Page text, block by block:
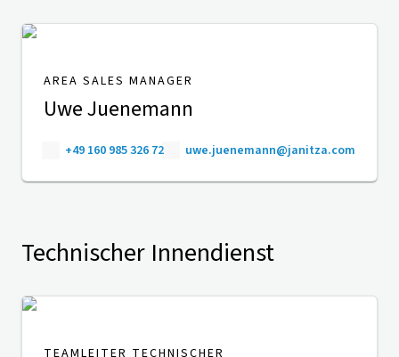
AREA SALES MANAGER
Uwe Juenemann
+49 160 985 326 72 uwe.juenemann@janitza.com
Technischer Innendienst